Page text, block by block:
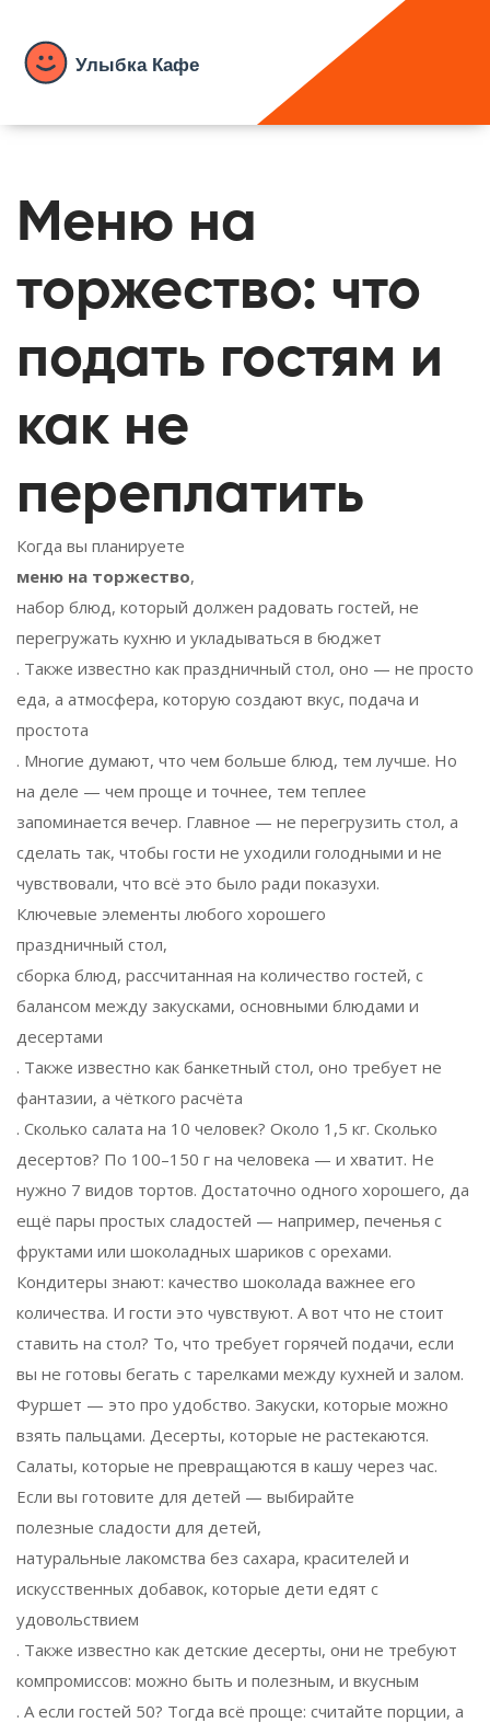
Меню на
торжество: что
подать гостям и
как не
переплатить
Когда вы планируете
меню на торжество,
набор блюд, который должен радовать гостей, не
перегружать кухню и укладываться в бюджет
. Также известно как праздничный стол, оно — не просто
еда, а атмосфера, которую создают вкус, подача и
простота
. Многие думают, что чем больше блюд, тем лучше. Но
на деле — чем проще и точнее, тем теплее
запоминается вечер. Главное — не перегрузить стол, а
сделать так, чтобы гости не уходили голодными и не
чувствовали, что всё это было ради показухи.
Ключевые элементы любого хорошего
праздничный стол,
сборка блюд, рассчитанная на количество гостей, с
балансом между закусками, основными блюдами и
десертами
. Также известно как банкетный стол, оно требует не
фантазии, а чёткого расчёта
. Сколько салата на 10 человек? Около 1,5 кг. Сколько
десертов? По 100–150 г на человека — и хватит. Не
нужно 7 видов тортов. Достаточно одного хорошего, да
ещё пары простых сладостей — например, печенья с
фруктами или шоколадных шариков с орехами.
Кондитеры знают: качество шоколада важнее его
количества. И гости это чувствуют. А вот что не стоит
ставить на стол? То, что требует горячей подачи, если
вы не готовы бегать с тарелками между кухней и залом.
Фуршет — это про удобство. Закуски, которые можно
взять пальцами. Десерты, которые не растекаются.
Салаты, которые не превращаются в кашу через час.
Если вы готовите для детей — выбирайте
полезные сладости для детей,
натуральные лакомства без сахара, красителей и
искусственных добавок, которые дети едят с
удовольствием
. Также известно как детские десерты, они не требуют
компромиссов: можно быть и полезным, и вкусным
. А если гостей 50? Тогда всё проще: считайте порции, а